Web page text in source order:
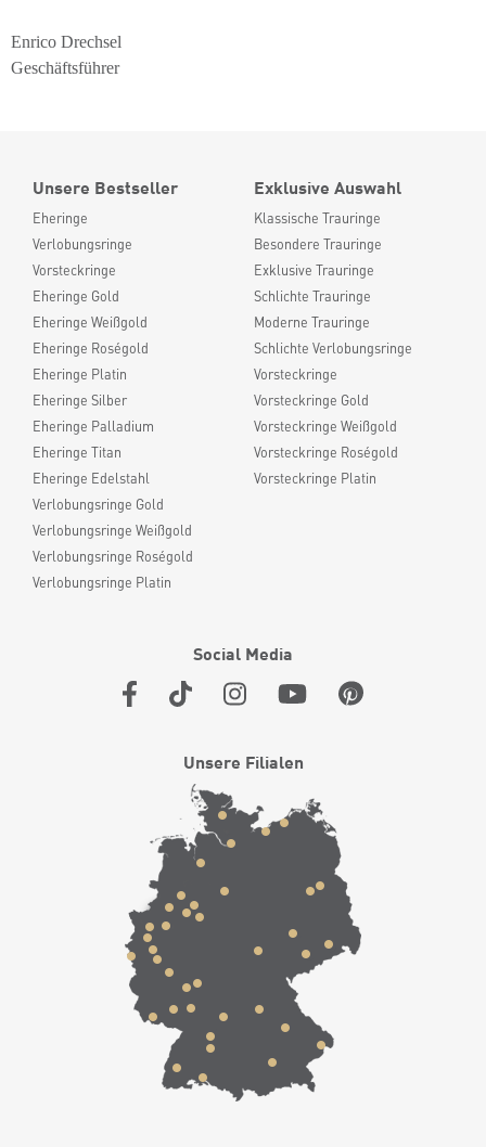
Enrico Drechsel
Geschäftsführer
Unsere Bestseller
Eheringe
Verlobungsringe
Vorsteckringe
Eheringe Gold
Eheringe Weißgold
Eheringe Roségold
Eheringe Platin
Eheringe Silber
Eheringe Palladium
Eheringe Titan
Eheringe Edelstahl
Verlobungsringe Gold
Verlobungsringe Weißgold
Verlobungsringe Roségold
Verlobungsringe Platin
Exklusive Auswahl
Klassische Trauringe
Besondere Trauringe
Exklusive Trauringe
Schlichte Trauringe
Moderne Trauringe
Schlichte Verlobungsringe
Vorsteckringe
Vorsteckringe Gold
Vorsteckringe Weißgold
Vorsteckringe Roségold
Vorsteckringe Platin
Social Media
Unsere Filialen